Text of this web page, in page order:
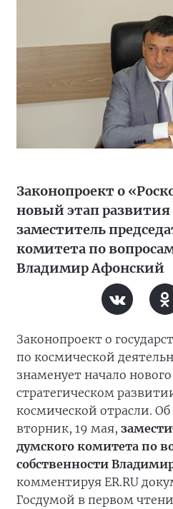
Законопроект о
новый этап
заместитель
комитета по
Владимир Афонский
Законопроект о
по космической
знаменует начало нового
стратегическом
космической отрасли.
вторник, 19 мая,
думского комитета по
собственности
комментируя ER.RU
Госдумой в первом